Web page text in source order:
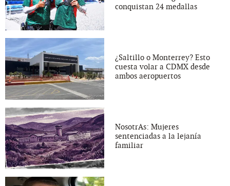
conquistan 24 medallas
¿Saltillo o Monterrey? Esto
cuesta volar a CDMX desde
ambos aeropuertos
NosotrAs: Mujeres
sentenciadas a la lejanía
familiar